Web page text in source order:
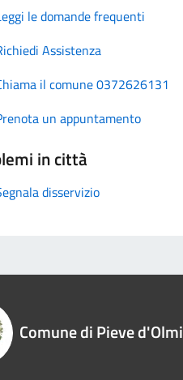
le domande frequenti
Assistenza
il comune 0372626131
un appuntamento
in città
disservizio
Comune di Pieve d'Olmi